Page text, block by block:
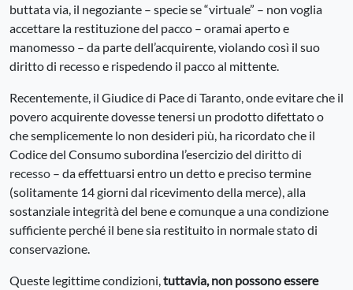
buttata via, il negoziante – specie se “virtuale” – non voglia
accettare la restituzione del pacco – oramai aperto e
manomesso – da parte dell’acquirente, violando così il suo
diritto di recesso e rispedendo il pacco al mittente.
Recentemente, il Giudice di Pace di Taranto, onde evitare che il
povero acquirente dovesse tenersi un prodotto difettato o
che semplicemente lo non desideri più, ha ricordato che il
Codice del Consumo subordina l’esercizio del diritto di
recesso – da effettuarsi entro un detto e preciso termine
(solitamente 14 giorni dal ricevimento della merce), alla
sostanziale integrità del bene e comunque a una condizione
sufficiente perché il bene sia restituito in normale stato di
conservazione.
Queste legittime condizioni,tuttavia, non possono essere